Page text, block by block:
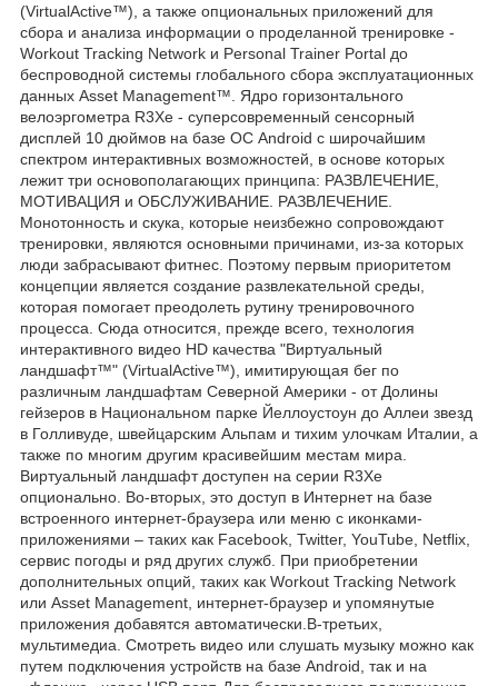
(VirtualActive™), а также опциональных приложений для
сбора и анализа информации о проделанной тренировке -
Workout Tracking Network и Personal Trainer Portal до
беспроводной системы глобального сбора эксплуатационных
данных Asset Management™. Ядро горизонтального
велоэргометра R3Xe - суперсовременный сенсорный
дисплей 10 дюймов на базе ОС Android с широчайшим
спектром интерактивных возможностей, в основе которых
лежит три основополагающих принципа: РАЗВЛЕЧЕНИЕ,
МОТИВАЦИЯ и ОБСЛУЖИВАНИЕ. РАЗВЛЕЧЕНИЕ.
Монотонность и скука, которые неизбежно сопровождают
тренировки, являются основными причинами, из-за которых
люди забрасывают фитнес. Поэтому первым приоритетом
концепции является создание развлекательной среды,
которая помогает преодолеть рутину тренировочного
процесса. Сюда относится, прежде всего, технология
интерактивного видео HD качества "Виртуальный
ландшафт™" (VirtualActive™), имитирующая бег по
различным ландшафтам Северной Америки - от Долины
гейзеров в Национальном парке Йеллоустоун до Аллеи звезд
в Голливуде, швейцарским Альпам и тихим улочкам Италии, а
также по многим другим красивейшим местам мира.
Виртуальный ландшафт доступен на серии R3Xe
опционально. Во-вторых, это доступ в Интернет на базе
встроенного интернет-браузера или меню с иконками-
приложениями – таких как Facebook, Twitter, YouTube, Netflix,
сервис погоды и ряд других служб. При приобретении
дополнительных опций, таких как Workout Tracking Network
или Asset Management, интернет-браузер и упомянутые
приложения добавятся автоматически.В-третьих,
мультимедиа. Смотреть видео или слушать музыку можно как
путем подключения устройств на базе Android, так и на